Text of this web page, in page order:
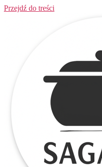
Przejdź do treści